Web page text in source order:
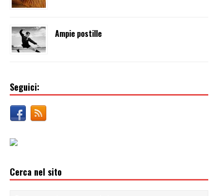
Ampie postille
Seguici:
Cerca nel sito